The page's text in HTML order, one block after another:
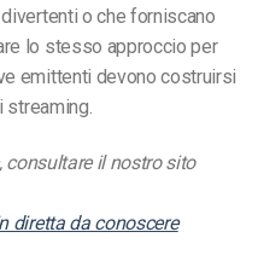
o che forniscano
lo stesso approccio per
emittenti devono costruirsi
streaming.
consultare il nostro sito
diretta da conoscere